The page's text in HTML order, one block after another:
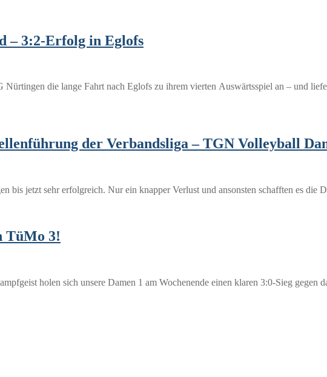
– 3:2-Erfolg in Eglofs
die lange Fahrt nach Eglofs zu ihrem vierten Auswärtsspiel an – und
der Verbandsliga – TGN Volleyball
bis jetzt sehr erfolgreich. Nur ein knapper Verlust und ansonsten schafften es die
TüMo 3!
holen sich unsere Damen 1 am Wochenende einen klaren 3:0-Sieg